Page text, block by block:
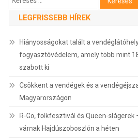
LEGFRISSEBB HÍREK
Hiányosságokat talált a
fogyasztóvédelem, amely több mint
szabott ki
Csökkent a vendégek és a
Magyarországon
R-Go, folkfesztivál és Queen-
várnak Hajdúszoboszlón a héten